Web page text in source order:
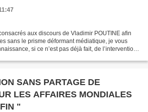
aux discours de Vladimir POUTINE afin
sans le prisme déformant médiatique, je vous
si ce n’est pas déjà fait, de l’intervention
SANS PARTAGE DE
LES AFFAIRES MONDIALES
"